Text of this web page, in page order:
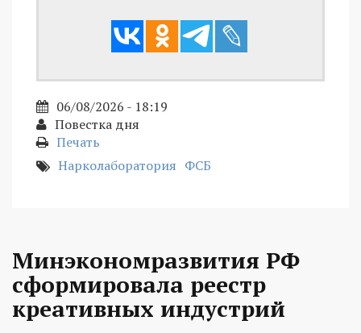
06/08/2026 - 18:19
Повестка дня
Печать
Нарколаборатория ФСБ
Минэкономразвития РФ
сформировала реестр
креативных индустрий